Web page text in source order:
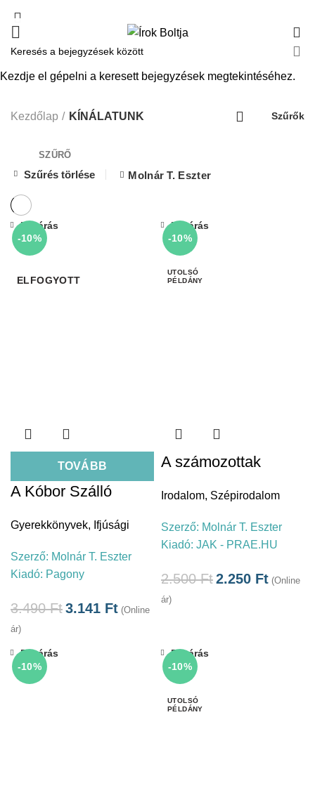
KÍNÁLATUNK
Kezdőlap KÍNÁLATUNK Szűrők
SZŰRŐ
Szűrés törlése Molnár T. Eszter
-10%
ELFOGYOTT
TOVÁBB
Bezárás
A Kóbor Szálló
Gyerekkönyvek, Ifjúsági
Szerző: Molnár T. Eszter
Kiadó: Pagony
3.490Ft3.141 Ft (Online
ár)
-10%
Bezárás
A számozottak
Irodalom, Szépirodalom
Szerző: Molnár T. Eszter
Kiadó: JAK - PRAE.HU
2.500Ft2.250 Ft (Online
ár)
-10%
Bezárás
-10%
Bezárás
Kezdje el gépelni a keresett bejegyzések megtekintéséhez.